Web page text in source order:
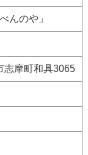
んのや」
志摩町和具3065